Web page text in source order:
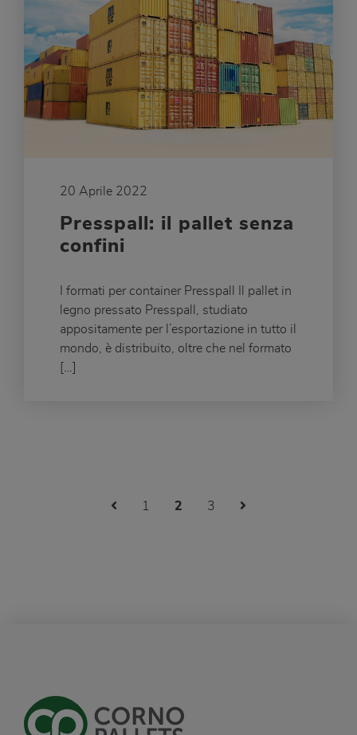
20 Aprile 2022
Presspall: il pallet senza
confini
I formati per container Presspall Il pallet in
legno pressato Presspall, studiato
appositamente per l’esportazione in tutto il
mondo, è distribuito, oltre che nel formato
Previous Page
1 2 3 Next Page